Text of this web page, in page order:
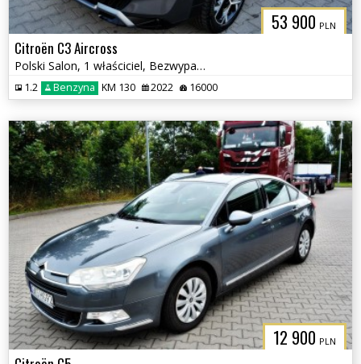
53 900 PLN
Citroën C3 Aircross
Polski Salon, 1 właściciel, Bezwypadkowy
1.2 Benzyna KM 130 2022 16000
12 900 PLN